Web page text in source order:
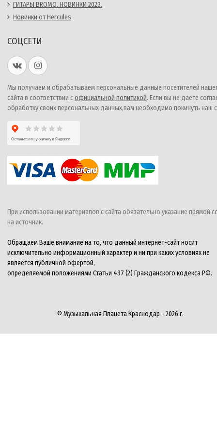
ГИТАРЫ BROMO. НОВИНКИ 2023.
Новинки от Hercules
СОЦСЕТИ
Мы получаем и обрабатываем персональные данные посетителей
сайта в соответствии софициальной политикой. Если вы не даете
обработку своих персональных данных,вам необходимо покинуть наш
При использовании материалов с сайта обязательно указание прямой
на источник.
Обращаем Ваше внимание на то, что данный интернет-сайт носит
исключительно информационный характер и ни при каких условиях не
является публичной офертой,
определяемой положениями Статьи 437 (2) Гражданского кодекса РФ.
© Музыкальная Планета Краснодар - 2026 г.